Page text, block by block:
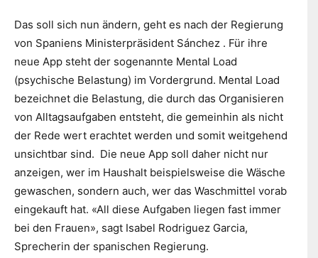
Das soll sich nun ändern, geht es nach der Regierung
von Spaniens Ministerpräsident Sánchez . Für ihre
neue App steht der sogenannte Mental Load
(psychische Belastung) im Vordergrund. Mental Load
bezeichnet die Belastung, die durch das Organisieren
von Alltagsaufgaben entsteht, die gemeinhin als nicht
der Rede wert erachtet werden und somit weitgehend
unsichtbar sind. Die neue App soll daher nicht nur
anzeigen, wer im Haushalt beispielsweise die Wäsche
gewaschen, sondern auch, wer das Waschmittel vorab
eingekauft hat. «All diese Aufgaben liegen fast immer
bei den Frauen», sagt Isabel Rodriguez Garcia,
Sprecherin der spanischen Regierung.